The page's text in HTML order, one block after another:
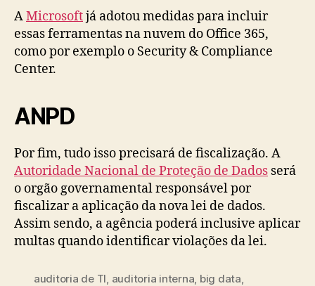
AMicrosoftjá adotou medidas para incluir
essas ferramentas na nuvem do Office 365,
como por exemplo o Security & Compliance
Center.
ANPD
Por fim, tudo isso precisará de fiscalização. A
Autoridade Nacional de Proteção de Dados será
o orgão governamental responsável por
fiscalizar a aplicação da nova lei de dados.
Assim sendo, a agência poderá inclusive aplicar
multas quando identificar violações da lei.
auditoria de TI auditoria interna big data